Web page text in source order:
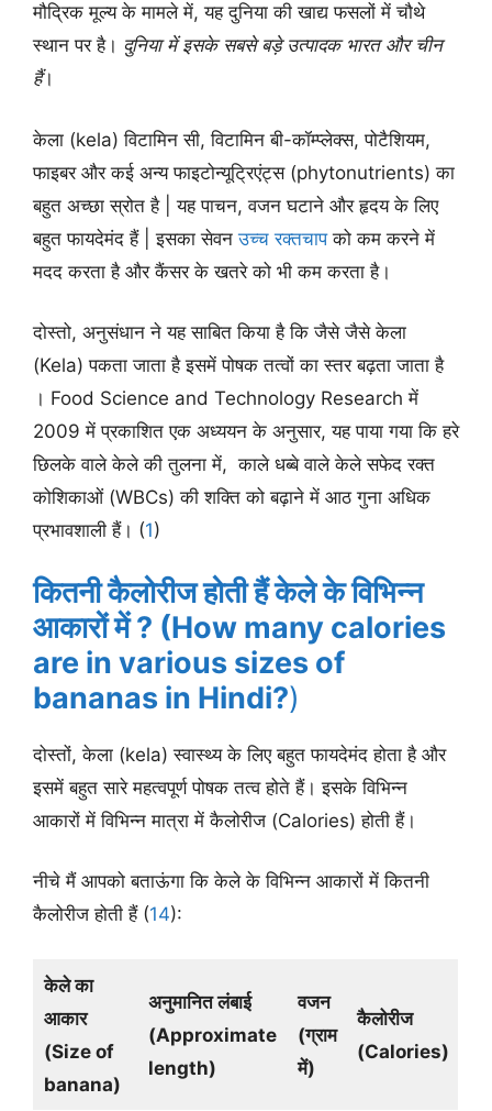
मौद्रिक मूल्य के मामले में, यह दुनिया की खाद्य फसलों में चौथे
स्थान पर है। दुनिया में इसके सबसे बड़े उत्पादक भारत और चीन
हैं।
केला (kela) विटामिन सी, विटामिन बी-कॉम्प्लेक्स, पोटैशियम,
फाइबर और कई अन्य फाइटोन्यूट्रिएंट्स (phytonutrients) का
बहुत अच्छा स्रोत है | यह पाचन, वजन घटाने और हृदय के लिए
बहुत फायदेमंद हैं | इसका सेवनउच्च रक्तचापको कम करने में
मदद करता है और कैंसर के खतरे को भी कम करता है।
दोस्तो, अनुसंधान ने यह साबित किया है कि जैसे जैसे केला
(Kela) पकता जाता है इसमें पोषक तत्वों का स्तर बढ़ता जाता है
। Food Science and Technology Research में
2009 में प्रकाशित एक अध्ययन के अनुसार, यह पाया गया कि हरे
छिलके वाले केले की तुलना में, काले धब्बे वाले केले सफेद रक्त
कोशिकाओं (WBCs) की शक्ति को बढ़ाने में आठ गुना अधिक
प्रभावशाली हैं। (1)
कितनी कैलोरीज होती हैं केले के विभिन्न
आकारों में ? (How many calories
are in various sizes of
bananas in Hindi?)
दोस्तों, केला (kela) स्वास्थ्य के लिए बहुत फायदेमंद होता है और
इसमें बहुत सारे महत्वपूर्ण पोषक तत्व होते हैं। इसके विभिन्न
आकारों में विभिन्न मात्रा में कैलोरीज (Calories) होती हैं।
नीचे मैं आपको बताऊंगा कि केले के विभिन्न आकारों में कितनी
कैलोरीज होती हैं (14):
केले का
आकार
(Size of
banana)
अनुमानित लंबाई
(Approximate
length)
वजन
(ग्राम
में)
कैलोरीज
(Calories)